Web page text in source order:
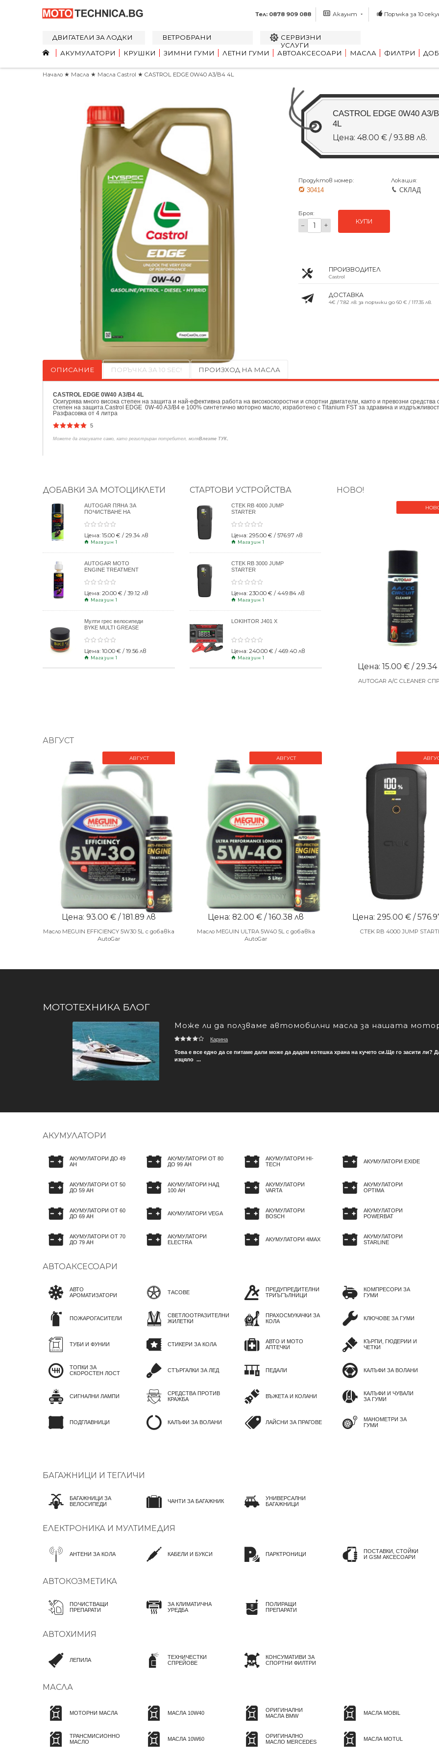
Тел: 0878 909 088 Акаунт Поръчка за 10
ДВИГАТЕЛИ ЗА ЛОДКИ ВЕТРОБРАНИ
СЕРВИЗНИ
УСЛУГИ
АКУМУЛАТОРИ
КРУШКИ ЗИМНИ ГУМИ ЛЕТНИ ГУМИ АВТОАКСЕСОАРИ МАСЛА ФИЛТРИ
Начало ★ Масла ★ Масла Castrol ★ CASTROL EDGE 0W40 A3/B4 4L
CASTROL EDGE 0W40 A3/
4L
Цена: 48.00 € / 93.88 лв.
Продуктов номер:
30414
Локация:
СКЛАД
Броя:
− + КУПИ
ПРОИЗВОДИТЕЛ
Castrol
ДОСТАВКА
4€ / 7.82 лв. за поръчки до 60 € / 117.35 лв.
ОПИСАНИЕ ПОРЪЧКА ЗА 10 SEC! ПРОИЗХОД НА МАСЛА
CASTROL EDGE 0W40 A3/B4 4L
Осигурява много висока степен на защита и най-ефективна работа на високоскоростни и спортни двигатели, както и превозни средства
степен на защита.Castrol EDGE 0W-40 A3/B4 е 100% синтетично моторно масло, изработенo с Titanium FST за здравина и издръжливост.
Разфасовка от 4 литра
5
Можете да гласувате само, като регистриран потребител, моляВлезте ТУК
ДОБАВКИ ЗА МОТОЦИКЛЕТИ
AUTOGAR ПЯНА ЗА
ПОЧИСТВАНЕ НА
Цена: 15.00 € / 29.34 лв
Магазин 1
AUTOGAR MOTO
ENGINE TREATMENT
Цена: 20.00 € / 39.12 лв
Магазин 1
Мулти грес велосипеди
BYKE MULTI GREASE
Цена: 10.00 € / 19.56 лв
Магазин 1
СТАРТОВИ УСТРОЙСТВА
CTEK RB 4000 JUMP
STARTER
Цена: 295.00 € / 576.97 лв
Магазин 1
CTEK RB 3000 JUMP
STARTER
Цена: 230.00 € / 449.84 лв
Магазин 1
LOKIHTOR J401 X
Цена: 240.00 € / 469.40 лв
Магазин 1
НОВО!
Цена: 15.00 € / 29.34
AUTOGAR A/C CLEANER
АВГУСТ
АВГУСТ
Цена: 93.00 € / 181.89 лв
Масло MEGUIN EFFICIENCY 5W30 5L с добавка
AutoGar
АВГУСТ
Цена: 82.00 € / 160.38 лв
Масло MEGUIN ULTRA 5W40 5L с добавка
AutoGar
Цена: 295.00 € /
CTEK RB 4000 JUMP
МОТОТЕХНИКА БЛОГ
Може ли да ползваме автомобилни масла за нашата
Карина
Това е все едно да се питаме дали може да дадем котешка храна на кучето си.Ще го засити
изцяло ...
АКУМУЛАТОРИ
АКУМУЛАТОРИ ДО 49
AH
АКУМУЛАТОРИ ОТ 50
ДО 59 AH
АКУМУЛАТОРИ ОТ 60
ДО 69 AH
АКУМУЛАТОРИ ОТ 70
ДО 79 AH
АКУМУЛАТОРИ ОТ 80
ДО 99 AH
АКУМУЛАТОРИ НАД
100 AH
АКУМУЛАТОРИ VEGA
АКУМУЛАТОРИ
ELECTRA
АКУМУЛАТОРИ HI-
TECH
АКУМУЛАТОРИ
VARTA
АКУМУЛАТОРИ
BOSCH
АКУМУЛАТОРИ 4MAX
АКУМУЛАТОРИ EXIDE
АКУМУЛАТОРИ
OPTIMA
АКУМУЛАТОРИ
POWERBAT
АКУМУЛАТОРИ
STARLINE
АВТОАКСЕСОАРИ
АВТО
АРОМАТИЗАТОРИ
ПОЖАРОГАСИТЕЛИ
ТУБИ И ФУНИИ
ТОПКИ ЗА
СКОРОСТЕН ЛОСТ
СИГНАЛНИ ЛАМПИ
ПОДГЛАВНИЦИ
ТАСОВЕ
СВЕТЛООТРАЗИТЕЛНИ
ЖИЛЕТКИ
СТИКЕРИ ЗА КОЛА
СТЪРГАЛКИ ЗА ЛЕД
СРЕДСТВА ПРОТИВ
КРАЖБА
КАЛЪФИ ЗА ВОЛАНИ
ПРЕДУПРЕДИТЕЛНИ
ТРИЪГЪЛНИЦИ
ПРАХОСМУКАЧКИ ЗА
КОЛА
АВТО И МОТО
АПТЕЧКИ
ПЕДАЛИ
ВЪЖЕТА И КОЛАНИ
ЛАЙСНИ ЗА ПРАГОВЕ
КОМПРЕСОРИ ЗА
ГУМИ
КЛЮЧОВЕ ЗА ГУМИ
КЪРПИ, ГЮДЕРИИ И
ЧЕТКИ
КАЛЪФИ ЗА ВОЛАНИ
КАЛЪФИ И ЧУВАЛИ
ЗА ГУМИ
МАНОМЕТРИ ЗА
ГУМИ
БАГАЖНИЦИ И ТЕГЛИЧИ
БАГАЖНИЦИ ЗА
ВЕЛОСИПЕДИ
ЧАНТИ ЗА БАГАЖНИК
УНИВЕРСАЛНИ
БАГАЖНИЦИ
ЕЛЕКТРОНИКА И МУЛТИМЕДИЯ
АНТЕНИ ЗА КОЛА КАБЕЛИ И БУКСИ ПАРКТРОНИЦИ
ПОСТАВКИ, СТОЙКИ
И GSM АКСЕСОАРИ
АВТОКОЗМЕТИКА
ПОЧИСТВАЩИ
ПРЕПАРАТИ
ЗА КЛИМАТИЧНА
УРЕДБА
ПОЛИРАЩИ
ПРЕПАРАТИ
АВТОХИМИЯ
ЛЕПИЛА
ТЕХНИЧЕСТКИ
СПРЕЙОВЕ
КОНСУМАТИВИ ЗА
СПОРТНИ ФИЛТРИ
МАСЛА
МОТОРНИ МАСЛА
ТРАНСМИСИОННО
МАСЛО
МАСЛА 10W40
МАСЛА 10W60
ОРИГИНАЛНИ
МАСЛА BMW
ОРИГИНАЛНО
МАСЛО MERCEDES
МАСЛА MOBIL
МАСЛА MOTUL